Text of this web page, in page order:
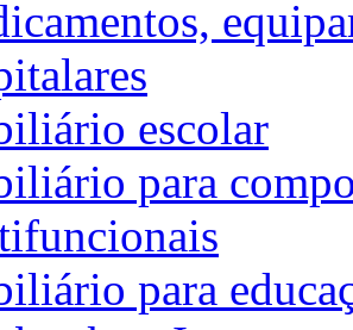
escolar
para
para